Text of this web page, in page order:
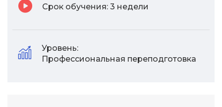
Срок обучения: 3 недели
Уровень:
Профессиональная переподготовка